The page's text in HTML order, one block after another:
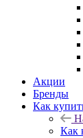
Акции
Бренды
Как
Как